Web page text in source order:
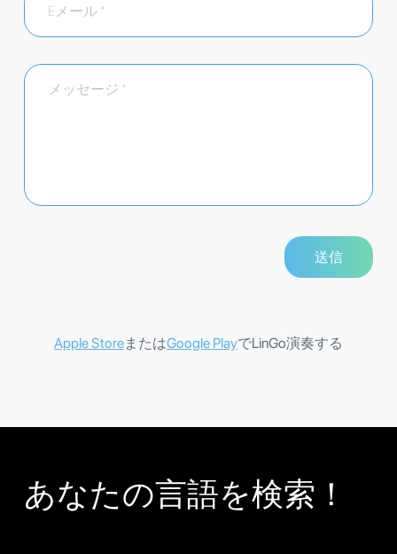
Apple StoreまたはGoogle PlayでLinGo演奏する
あなたの言語を検索！